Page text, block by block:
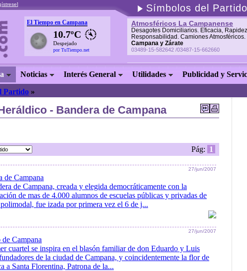
] Símbolos del Partido
Atmosféricos La Campanense
Desagotes Domiciliarios. Eficacia,
Responsabilidad. Camiones Atmosféricos.
Campana y Zárate
03489-15-582642 /03487-15-662660
El Tiempo en Campana
10.7ºC
Despejado
por TuTiempo.net
Noticias Interés General Utilidades Publicidad y
Partido »
- Bandera de Campana
Pág: 1
27/jun/2007
de Campana
de Campana, creada y elegida democráticamente con la
de mas de 4.000 alumnos de escuelas públicas y privadas de
fue izada por primera vez el 6 de j...
27/jun/2007
de Campana
cuartel se inspira en el blasón familiar de don Eduardo y Luis
de la ciudad de Campana, y coincidentemente la flor de
a Santa Florentina, Patrona de la...